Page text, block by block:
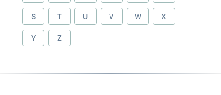
S T U V W X
Y Z